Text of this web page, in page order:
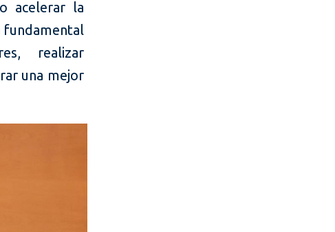
acelerar la
fundamental
realizar
una mejor